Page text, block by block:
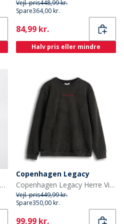
Vejl. pris448,99 kr.
Spare364,00 kr.
Current
84,99 kr.
Halv pris eller mindre
Copenhagen Legacy Sweatpants til Drenge Sort
Copenhagen Legacy
Copenhagen Legacy Herre Vintage Vasket Oversized Sweatshirt Dark Grey
Vejl. pris449,99 kr.
Spare350,00 kr.
Current
99,99 kr.